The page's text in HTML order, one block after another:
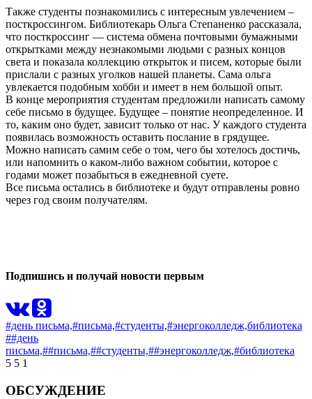
Также студенты познакомились с интересным увлечением –
посткроссингом. Библиотекарь Ольга Степаненко рассказала,
что посткроссинг — система обмена почтовыми бумажными
открытками между незнакомыми людьми с разных концов
света и показала коллекцию открыток и писем, которые были
прислали с разных уголков нашей планеты. Сама ольга
увлекается подобным хобби и имеет в нем большой опыт.
В конце мероприятия студентам предложили написать самому
себе письмо в будущее. Будущее – понятие неопределенное. И
то, каким оно будет, зависит только от нас. У каждого студента
появилась возможность оставить послание в грядущее.
Можно написать самим себе о том, чего бы хотелось достичь,
или напомнить о каком-либо важном событии, которое с
годами может позабыться в ежедневной суете.
Все письма остались в библиотеке и будут отправлены ровно
через год своим получателям.
Подпишись и получай новости первым
#день письма,#письма,#студенты,#энергоколледж,библиотека
##день
письма,##письма,##студенты,##энергоколледж,#библиотека
5 5 1
ОБСУЖДЕНИЕ